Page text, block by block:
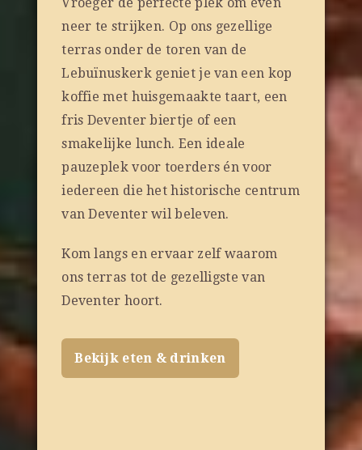
neer te strijken. Op ons gezellige
terras onder de toren van de
Lebuïnuskerk geniet je van een kop
koffie met huisgemaakte taart, een
fris Deventer biertje of een
smakelijke lunch. Een ideale
pauzeplek voor toerders én voor
iedereen die het historische centrum
van Deventer wil beleven.
Kom langs en ervaar zelf waarom
ons terras tot de gezelligste van
Deventer hoort.
Bekijk eten & drinken